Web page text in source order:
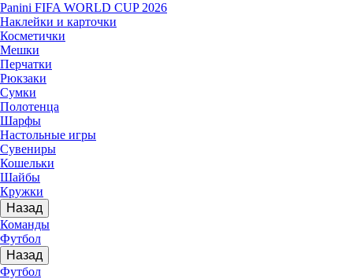
Panini FIFA WORLD CUP 2026
Наклейки и карточки
Косметички
Мешки
Перчатки
Рюкзаки
Сумки
Полотенца
Шарфы
Настольные игры
Сувениры
Кошельки
Шайбы
Кружки
Назад
Команды
Футбол
Назад
Футбол